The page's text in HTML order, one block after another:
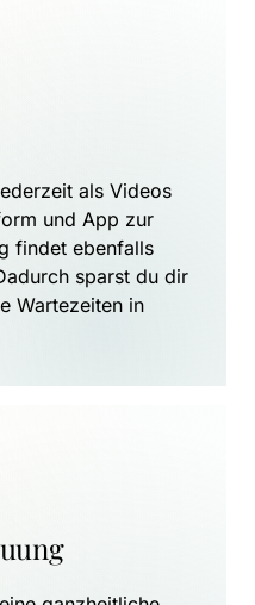
als Videos
und App zur
findet ebenfalls
sparst du dir
Wartezeiten in